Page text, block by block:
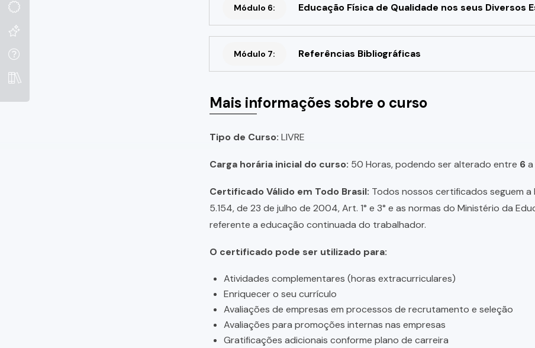
Módulo 6: Educação Física de Qualidade nos seus Diversos
Módulo 7: Referências Bibliográficas
Mais informações sobre o curso
Tipo de Curso: LIVRE
Carga horária inicial do curso: 50 Horas, podendo ser alterado entre 6a
Certificado Válido em Todo Brasil: Todos nossos certificados seguem a
5.154, de 23 de julho de 2004, Art. 1° e 3° e as normas do Ministério da
referente a educação continuada do trabalhador.
O certificado pode ser utilizado para:
Atividades complementares (horas extracurriculares)
Enriquecer o seu currículo
Avaliações de empresas em processos de recrutamento e seleção
Avaliações para promoções internas nas empresas
Gratificações adicionais conforme plano de carreira